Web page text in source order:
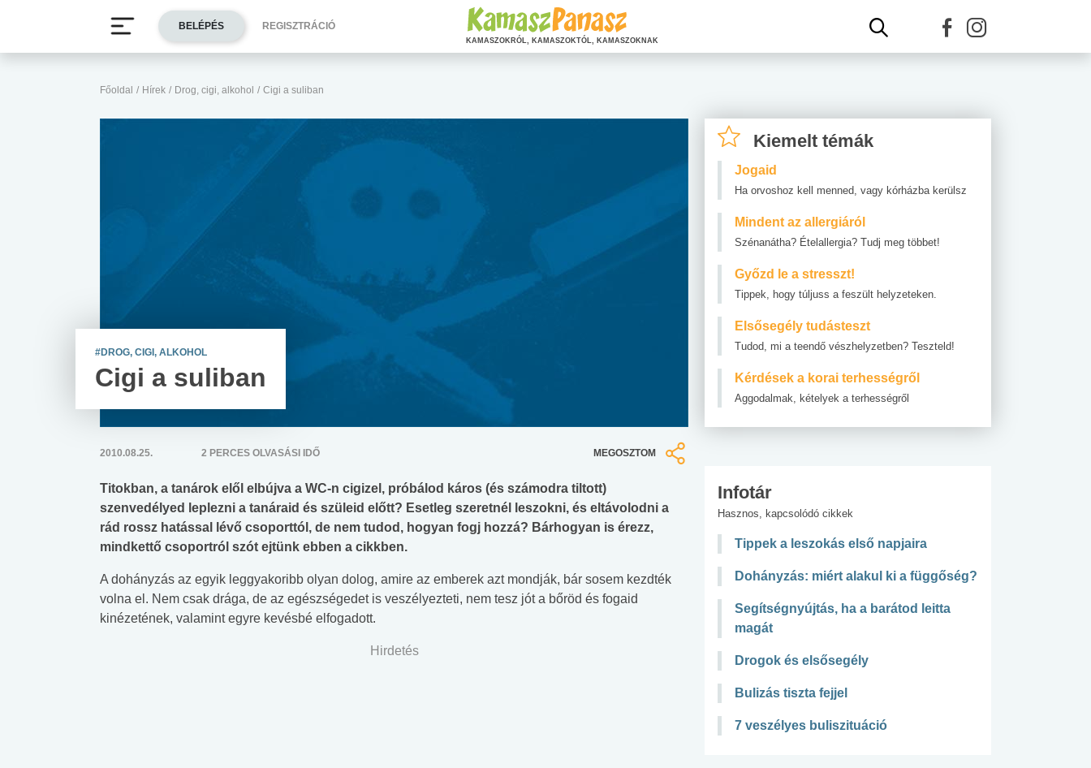
Főoldal / Hírek / Drog, cigi, alkohol / Cigi a suliban
#DROG, CIGI, ALKOHOL
Cigi a suliban
2010.08.25. 2 PERCES OLVASÁSI IDŐ MEGOSZTOM
Titokban, a tanárok elől elbújva a WC-n cigizel, próbálod káros (és számodra tiltott)
szenvedélyed leplezni a tanáraid és szüleid előtt? Esetleg szeretnél leszokni, és eltávolodni a
rád rossz hatással lévő csoporttól, de nem tudod, hogyan fogj hozzá? Bárhogyan is érezz,
mindkettő csoportról szót ejtünk ebben a cikkben.
A dohányzás az egyik leggyakoribb olyan dolog, amire az emberek azt mondják, bár sosem kezdték
volna el. Nem csak drága, de az egészségedet is veszélyezteti, nem tesz jót a bőröd és fogaid
kinézetének, valamint egyre kevésbé elfogadott.
Hirdetés
Kiemelt témák
Jogaid
Ha orvoshoz kell menned, vagy kórházba kerülsz
Mindent az allergiáról
Szénanátha? Ételallergia? Tudj meg többet!
Győzd le a stresszt!
Tippek, hogy túljuss a feszült helyzeteken.
Elsősegély tudásteszt
Tudod, mi a teendő vészhelyzetben? Teszteld!
Kérdések a korai terhességről
Aggodalmak, kételyek a terhességről
Infotár
Hasznos, kapcsolódó cikkek
Tippek a leszokás első napjaira
Dohányzás: miért alakul ki a függőség?
Segítségnyújtás, ha a barátod leitta
magát
Drogok és elsősegély
Bulizás tiszta fejjel
7 veszélyes buliszituáció
BELÉPÉS REGISZTRÁCIÓ
KAMASZOKRÓL, KAMASZOKTÓL, KAMASZOKNAK